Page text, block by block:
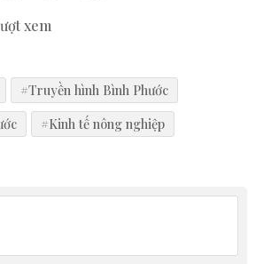
xem
#Truyền hình Bình Phước
#Kinh tế nông nghiệp